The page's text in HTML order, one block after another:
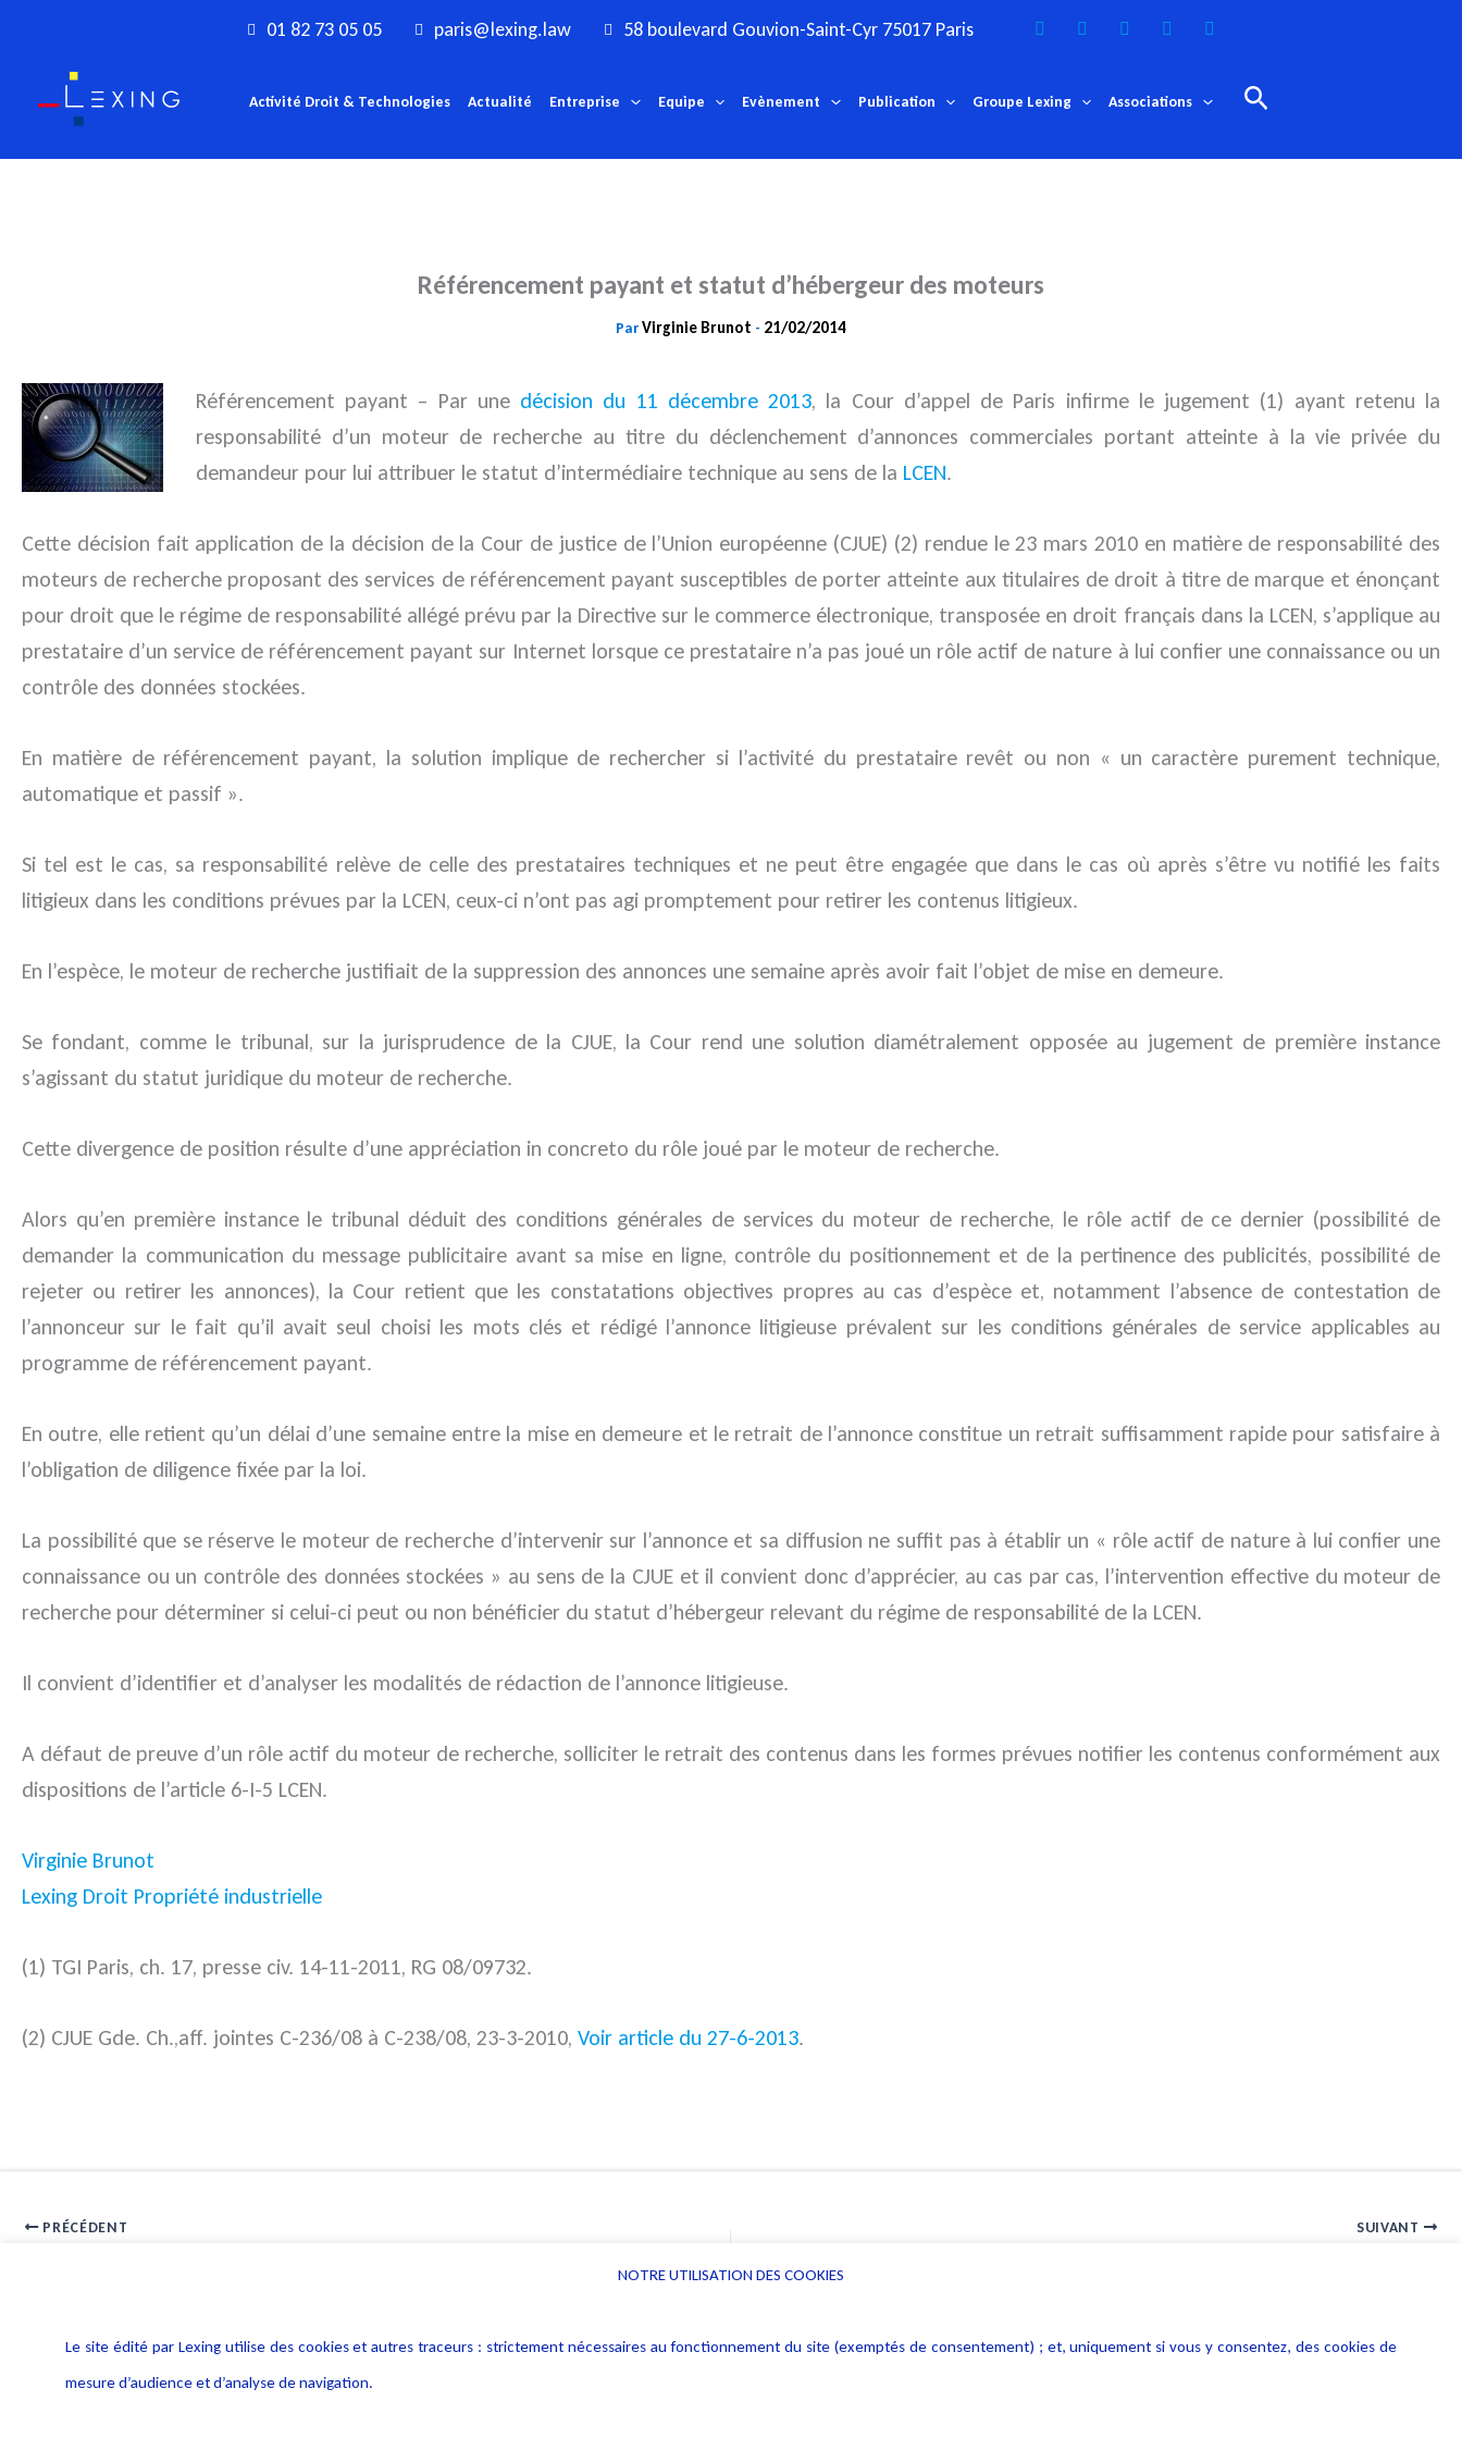
contenu
01 82 73 05 05 paris@lexing.law 58 boulevard Gouvion-Saint-Cyr 75017 Paris
Activité Droit & Technologies Actualité Entreprise Equipe Evènement Publication Groupe Lexing Associations Rechercher
Référencement payant et statut d’hébergeur des moteurs
ParVirginie Brunot - 21/02/2014
Référencement payant – Par une décision du 11 décembre 2013, la Cour d’appel de Paris infirme le jugement (1) ayant retenu la
responsabilité d’un moteur de recherche au titre du déclenchement d’annonces commerciales portant atteinte à la vie privée du
demandeur pour lui attribuer le statut d’intermédiaire technique au sens de la LCEN.
Cette décision fait application de la décision de la Cour de justice de l’Union européenne (CJUE) (2) rendue le 23 mars 2010 en matière de responsabilité des
moteurs de recherche proposant des services de référencement payant susceptibles de porter atteinte aux titulaires de droit à titre de marque et énonçant
pour droit que le régime de responsabilité allégé prévu par la Directive sur le commerce électronique, transposée en droit français dans la LCEN, s’applique au
prestataire d’un service de référencement payant sur Internet lorsque ce prestataire n’a pas joué un rôle actif de nature à lui confier une connaissance ou un
contrôle des données stockées.
En matière de référencement payant, la solution implique de rechercher si l’activité du prestataire revêt ou non « un caractère purement technique,
automatique et passif ».
Si tel est le cas, sa responsabilité relève de celle des prestataires techniques et ne peut être engagée que dans le cas où après s’être vu notifié les faits
litigieux dans les conditions prévues par la LCEN, ceux-ci n’ont pas agi promptement pour retirer les contenus litigieux.
En l’espèce, le moteur de recherche justifiait de la suppression des annonces une semaine après avoir fait l’objet de mise en demeure.
Se fondant, comme le tribunal, sur la jurisprudence de la CJUE, la Cour rend une solution diamétralement opposée au jugement de première instance
s’agissant du statut juridique du moteur de recherche.
Cette divergence de position résulte d’une appréciation in concreto du rôle joué par le moteur de recherche.
Alors qu’en première instance le tribunal déduit des conditions générales de services du moteur de recherche, le rôle actif de ce dernier (possibilité de
demander la communication du message publicitaire avant sa mise en ligne, contrôle du positionnement et de la pertinence des publicités, possibilité de
rejeter ou retirer les annonces), la Cour retient que les constatations objectives propres au cas d’espèce et, notamment l’absence de contestation de
l’annonceur sur le fait qu’il avait seul choisi les mots clés et rédigé l’annonce litigieuse prévalent sur les conditions générales de service applicables au
programme de référencement payant.
En outre, elle retient qu’un délai d’une semaine entre la mise en demeure et le retrait de l’annonce constitue un retrait suffisamment rapide pour satisfaire à
l’obligation de diligence fixée par la loi.
La possibilité que se réserve le moteur de recherche d’intervenir sur l’annonce et sa diffusion ne suffit pas à établir un « rôle actif de nature à lui confier une
connaissance ou un contrôle des données stockées » au sens de la CJUE et il convient donc d’apprécier, au cas par cas, l’intervention effective du moteur de
recherche pour déterminer si celui-ci peut ou non bénéficier du statut d’hébergeur relevant du régime de responsabilité de la LCEN.
Il convient d’identifier et d’analyser les modalités de rédaction de l’annonce litigieuse.
A défaut de preuve d’un rôle actif du moteur de recherche, solliciter le retrait des contenus dans les formes prévues notifier les contenus conformément aux
dispositions de l’article 6-I-5 LCEN.
Virginie Brunot
Lexing Droit Propriété industrielle
(1) TGI Paris, ch. 17, presse civ. 14-11-2011, RG 08/09732.
(2) CJUE Gde. Ch.,aff. jointes C-236/08 à C-238/08, 23-3-2010, Voir article du 27-6-2013.
PRÉCÉDENT SUIVANT
NOTRE UTILISATION DES COOKIES
Le site édité par Lexing utilise des cookies et autres traceurs : strictement nécessaires au fonctionnement du site (exemptés de consentement) ; et, uniquement si vous y consentez, des cookies de
mesure d’audience et d’analyse de navigation.